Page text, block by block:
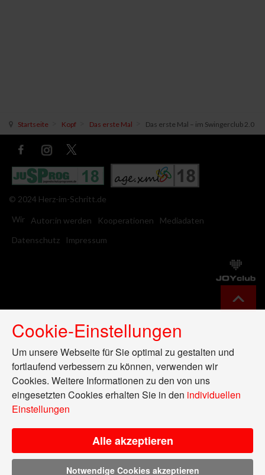
Startseite Kopf Das erste Mal Das erste Mal – im Swingerclub 2.0
© 2024 Herz-im-Schritt.de
Wir Autor:in werden Kooperationen
Mediadaten
Datenschutz
Impressum
Cookie-Einstellungen
Um unsere Webseite für Sie optimal zu gestalten und
fortlaufend verbessern zu können, verwenden wir
Cookies. Weitere Informationen zu den von uns
eingesetzten Cookies erhalten Sie in den individuellen
Einstellungen
Alle akzeptieren
Notwendige Cookies akzeptieren